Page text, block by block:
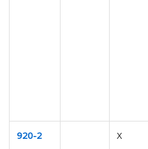
920-2 X